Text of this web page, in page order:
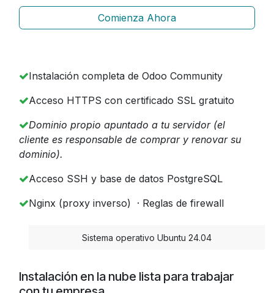
Comienza Ahora
Instalación completa de Odoo Community
Acceso HTTPS con certificado SSL gratuito
Dominio propio apuntado a tu servidor (el
cliente es responsable de comprar y renovar su
dominio).
Acceso SSH y base de datos PostgreSQL
Nginx (proxy inverso) · Reglas de firewall
​Sistema operativo Ubuntu 24.04
Instalación en la nube lista para trabajar